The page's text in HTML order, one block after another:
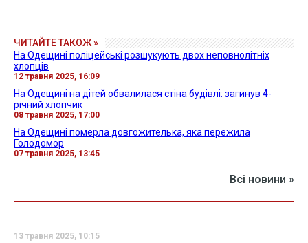
ЧИТАЙТЕ ТАКОЖ »
На Одещині поліцейські розшукують двох неповнолітніх
хлопців
12 травня 2025, 16:09
На Одещині на дітей обвалилася стіна будівлі: загинув 4-
річний хлопчик
08 травня 2025, 17:00
На Одещині померла довгожителька, яка пережила
Голодомор
07 травня 2025, 13:45
Всі новини »
13 травня 2025, 10:15